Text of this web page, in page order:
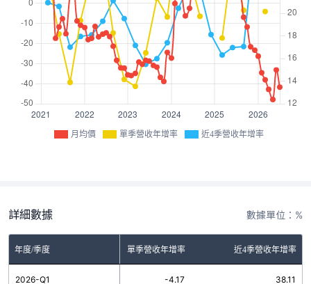
月均價 單季營收年增率 近4季營收年增率
詳細數據 數據單位：%
年度/季度 單季營收年增率 近4季營收年增率
2026-Q1 -4.17 38.11